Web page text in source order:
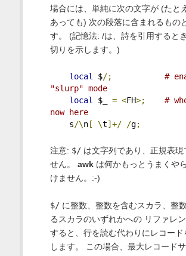
場合には、単純に次の文字が (たと
あっても) 次の段落に含まれるもの
す。 (記憶法: /は、詩を引用すると
切りを示します。)
local $/;
#
"slurp" mode
local $_ = <FH>;
#
now here
s/\n[ \t]+/ /g;
注意: $/は文字列であり、正規表現
せん。 awkは何かもっとうまくや
けません。:-)
$/に整数、整数を含むスカラ、整
るスカラのいずれかへの リファレ
すると、行を読む代わりにレコード
します。 この場合、最大レコード